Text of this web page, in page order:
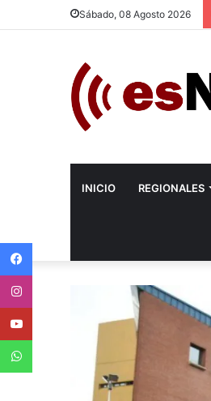
Sábado, 08 Agosto 2026
INICIO REGIONALES